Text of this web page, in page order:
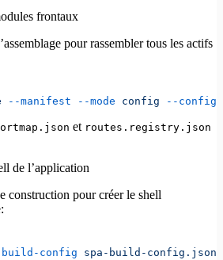
frontaux
pour rassembler tous les actifs
--manifest --mode config --config
et routes.registry.json
de l’application
construction pour créer le shell
config spa-build-config.json